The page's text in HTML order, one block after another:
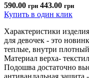
590.00 грн 443.00 грн
Купить в один клик
Характеристики
для девочек - это
теплые, внутри
Материал верха-
Подошва достаточно
антивандальная защита